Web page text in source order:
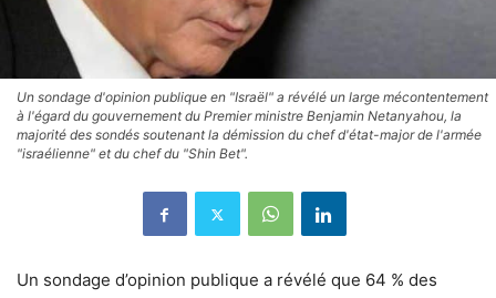
Un sondage d'opinion publique en "Israël" a révélé un large mécontentement
à l'égard du gouvernement du Premier ministre Benjamin Netanyahou, la
majorité des sondés soutenant la démission du chef d'état-major de l'armée
"israélienne" et du chef du "Shin Bet".
Un sondage d’opinion publique a révélé que 64 % des